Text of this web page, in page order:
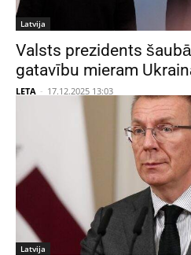
Latvija
Valsts prezidents
gatavību mieram
LETA - 17.12.2025 13:03
Latvija